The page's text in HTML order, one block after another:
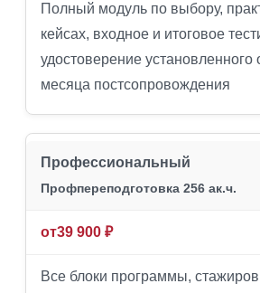
Полный модуль по выбору,
кейсах, входное и итоговое
удостоверение установленного
месяца постсопровождения
Профессиональный
Профпереподготовка 256 ак.ч.
от39 900 ₽
Все блоки программы,